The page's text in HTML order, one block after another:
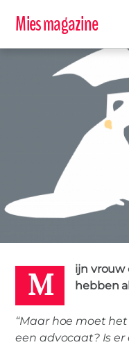
Mies magazine
ERIC DE CORTE &
M
ijn vrouw
hebben
“Maar hoe moet
een advocaat? Is